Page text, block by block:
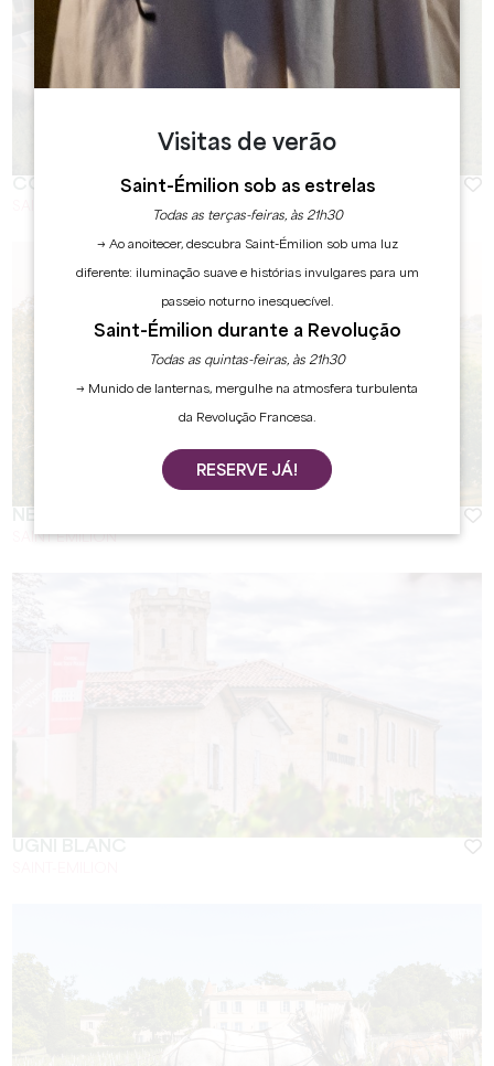
COLOMBARD
SAINT EMILION
Visitas de verão
Saint-Émilion sob as estrelas
Todas as terças-feiras, às 21h30
→ Ao anoitecer, descubra Saint-Émilion sob uma luz
diferente: iluminação suave e histórias invulgares para um
passeio noturno inesquecível.
Saint-Émilion durante a Revolução
Todas as quintas-feiras, às 21h30
→ Munido de lanternas, mergulhe na atmosfera turbulenta
da Revolução Francesa.
RESERVE JÁ!